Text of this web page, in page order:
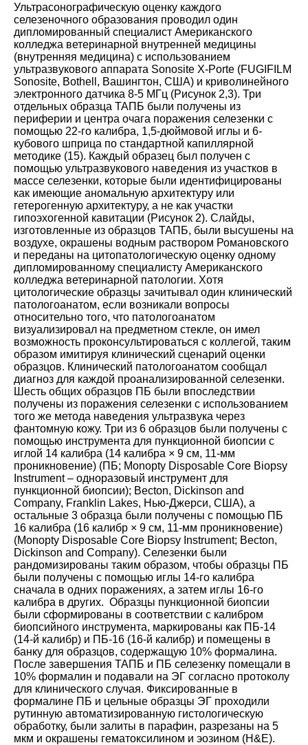
Ультрасонографическую оценку каждого
селезеночного образования проводил один
дипломированный специалист Американского
колледжа ветеринарной внутренней медицины
(внутренняя медицина) с использованием
ультразвукового аппарата Sonosite X-Porte (FUGIFILM
Sonosite, Bothell, Вашингтон, США) и криволинейного
электронного датчика 8-5 МГц (Рисунок 2,3). Три
отдельных образца ТАПБ были получены из
периферии и центра очага поражения селезенки с
помощью 22-го калибра, 1,5-дюймовой иглы и 6-
кубового шприца по стандартной капиллярной
методике (15). Каждый образец был получен с
помощью ультразвукового наведения из участков в
массе селезенки, которые были идентифицированы
как имеющие аномальную архитектуру или
гетерогенную архитектуру, а не как участки
гипоэхогенной кавитации (Рисунок 2). Слайды,
изготовленные из образцов ТАПБ, были высушены на
воздухе, окрашены водным раствором Романовского
и переданы на цитопатологическую оценку одному
дипломированному специалисту Американского
колледжа ветеринарной патологии. Хотя
цитологические образцы зачитывал один клинический
патологоанатом, если возникали вопросы
относительно того, что патологоанатом
визуализировал на предметном стекле, он имел
возможность проконсультироваться с коллегой, таким
образом имитируя клинический сценарий оценки
образцов. Клинический патологоанатом сообщал
диагноз для каждой проанализированной селезенки.
Шесть общих образцов ПБ были впоследствии
получены из поражения селезенки с использованием
того же метода наведения ультразвука через
фантомную кожу. Три из 6 образцов были получены с
помощью инструмента для пункционной биопсии с
иглой 14 калибра (14 калибра × 9 см, 11-мм
проникновение) (ПБ; Monopty Disposable Core Biopsy
Instrument – одноразовый инструмент для
пункционной биопсии); Becton, Dickinson and
Company, Franklin Lakes, Нью-Джерси, США), а
остальные 3 образца были получены с помощью ПБ
16 калибра (16 калибр × 9 см, 11-мм проникновение)
(Monopty Disposable Core Biopsy Instrument; Becton,
Dickinson and Company). Селезенки были
рандомизированы таким образом, чтобы образцы ПБ
были получены с помощью иглы 14-го калибра
сначала в одних поражениях, а затем иглы 16-го
калибра в других. Образцы пункционной биопсии
были сформированы в соответствии с калибром
биопсийного инструмента, маркированы как ПБ-14
(14-й калибр) и ПБ-16 (16-й калибр) и помещены в
банку для образцов, содержащую 10% формалина.
После завершения ТАПБ и ПБ селезенку помещали в
10% формалин и подавали на ЭГ согласно протоколу
для клинического случая. Фиксированные в
формалине ПБ и цельные образцы ЭГ проходили
рутинную автоматизированную гистологическую
обработку, были залиты в парафин, разрезаны на 5
мкм и окрашены гематоксилином и эозином (H&E).